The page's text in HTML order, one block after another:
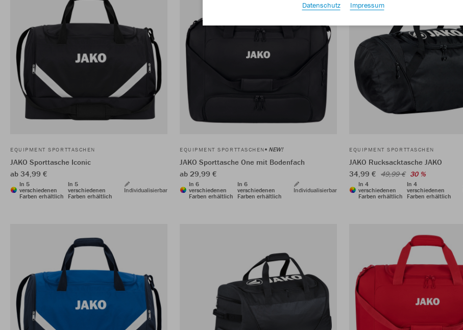
EQUIPMENT SPORTTASCHEN
JAKO Sporttasche Iconic
ab 34,99 €
In 5
verschiedenen
Farben erhältlich
In 5
verschiedenen
Farben erhältlich
Individualisierbar
EQUIPMENT SPORTTASCHEN NEW!
JAKO Sporttasche One mit Bodenfach
ab 29,99 €
In 6
verschiedenen
Farben erhältlich
In 6
verschiedenen
Farben erhältlich
Individualisierbar
EQUIPMENT SPORTTASCHEN
JAKO Rucksacktasche JAKO
34,99 € 49,99 € 30 %
In 4
verschiedenen
Farben erhältlich
In 4
verschiedenen
Farben erhältlich
Datenschutz Impressum